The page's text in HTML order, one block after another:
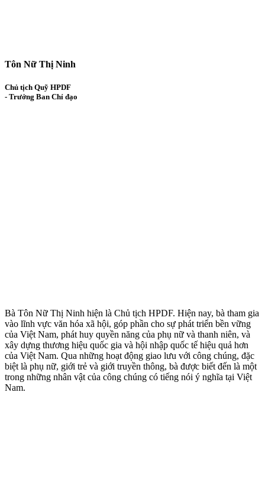
Tôn Nữ Thị Ninh
Chủ tịch Quỹ HPDF
- Trưởng Ban Chỉ đạo
Bà Tôn Nữ Thị Ninh hiện là Chủ tịch HPDF. Hiện nay, bà tham gia
vào lĩnh vực văn hóa xã hội, góp phần cho sự phát triển bền vững
của Việt Nam, phát huy quyền năng của phụ nữ và thanh niên, và
xây dựng thương hiệu quốc gia và hội nhập quốc tế hiệu quả hơn
của Việt Nam. Qua những hoạt động giao lưu với công chúng, đặc
biệt là phụ nữ, giới trẻ và giới truyền thông, bà được biết đến là một
trong những nhân vật của công chúng có tiếng nói ý nghĩa tại Việt
Nam.